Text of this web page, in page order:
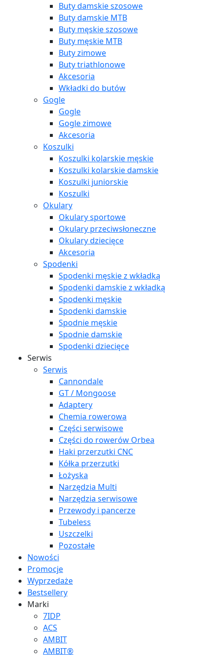
Buty damskie szosowe
Buty damskie MTB
Buty męskie szosowe
Buty męskie MTB
Buty zimowe
Buty triathlonowe
Akcesoria
Wkładki do butów
Gogle
Gogle
Gogle zimowe
Akcesoria
Koszulki
Koszulki kolarskie męskie
Koszulki kolarskie damskie
Koszulki juniorskie
Koszulki
Okulary
Okulary sportowe
Okulary przeciwsłoneczne
Okulary dziecięce
Akcesoria
Spodenki
Spodenki męskie z wkładką
Spodenki damskie z wkładką
Spodenki męskie
Spodenki damskie
Spodnie męskie
Spodnie damskie
Spodenki dziecięce
Serwis
Serwis
Cannondale
GT / Mongoose
Adaptery
Chemia rowerowa
Części serwisowe
Części do rowerów Orbea
Haki przerzutki CNC
Kółka przerzutki
Łożyska
Narzędzia Multi
Narzędzia serwisowe
Przewody i pancerze
Tubeless
Uszczelki
Pozostałe
Nowości
Promocje
Wyprzedaże
Bestsellery
Marki
7IDP
ACS
AMBIT
AMBIT®